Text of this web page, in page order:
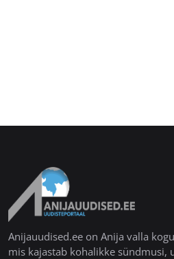
Anijauudised.ee on Anija valla
mis kajastab kohalikke sündmusi,